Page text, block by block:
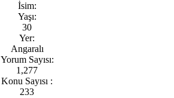
İsim:
Yaşı:
30
Yer:
Angaralı
Yorum Sayısı:
1,277
Konu Sayısı :
233